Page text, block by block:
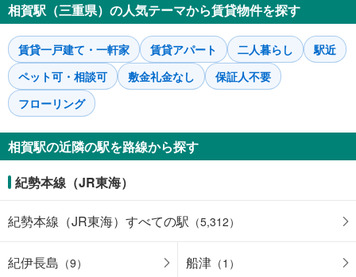
相賀駅（三重県）の人気テーマから賃貸物件を探す
賃貸一戸建て・一軒家 賃貸アパート 二人暮らし
駅近
ペット可・相談可
敷金礼金なし
保証人不要
フローリング
相賀駅の近隣の駅を路線から探す
紀勢本線（JR東海）
紀勢本線（JR東海）すべての駅 （5,312）
紀伊長島 （9） 船津 （1）